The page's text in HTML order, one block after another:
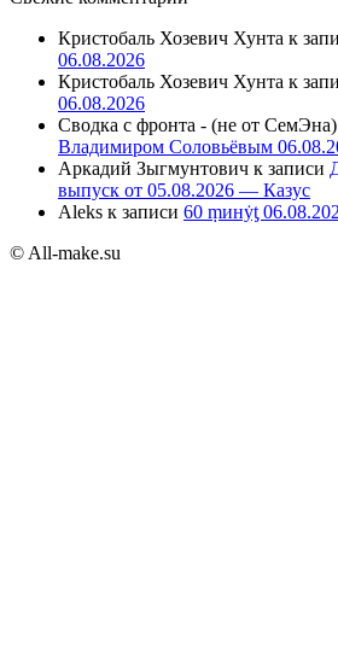
Кристобаль Хозевич Хунта к
06.08.2026
Кристобаль Хозевич Хунта к
06.08.2026
Сводка с фронта - (не от СемЭна)
Владимиром Соловьёвым
Аркадий Зыгмунтович к записи
выпуск от 05.08.2026 — Казус
Aleks к записи 60 ṃинẏƫ
© All-make.su